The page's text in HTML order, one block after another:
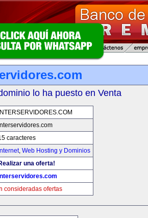
lo ha puesto en Venta
INTERSERVIDORES.COM
caracteres
Internet, Web Hosting y Dominios
una oferta!
consideradas ofertas